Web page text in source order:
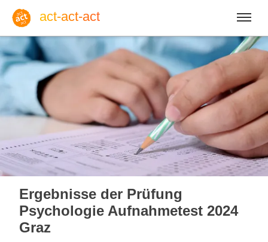
act-act-act
Anmelden
Blog
So, 09. August 2026 | 32
Ergebnisse der Prüfung
Psychologie Aufnahmetest 2024
Graz